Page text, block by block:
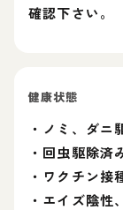
確認下さい。
健康状態
・ノミ、ダニ
・回虫駆除済
・ワクチン接
・エイズ陰性